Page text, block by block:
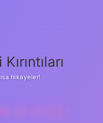
hikayeler!
NE DEMEK